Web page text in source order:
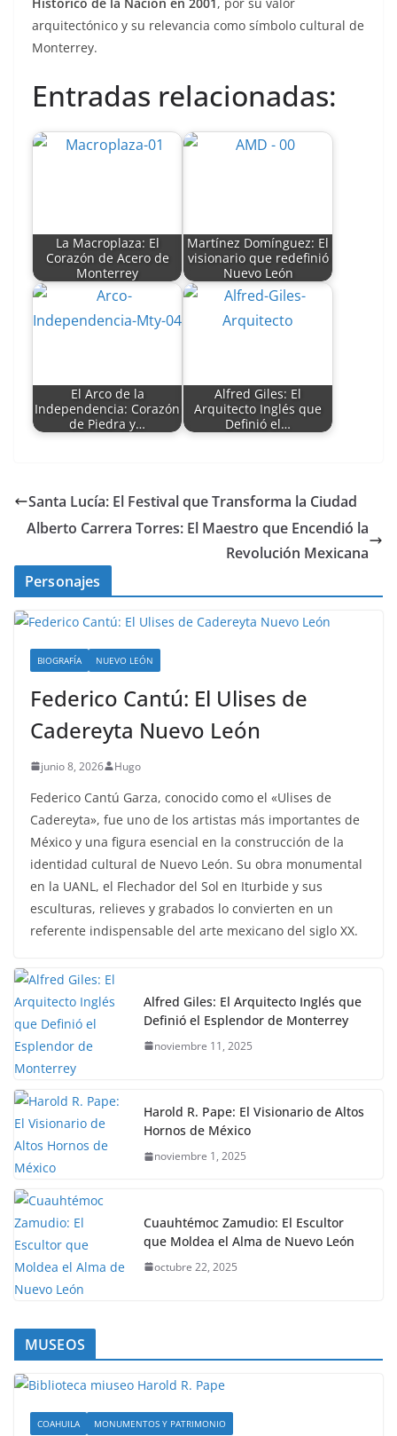
arquitectónico y su relevancia como símbolo cultural de
Monterrey.
Entradas relacionadas:
La Macroplaza: El
Corazón de Acero de
Monterrey
Martínez Domínguez: El
visionario que redefinió
Nuevo León
El Arco de la
Independencia: Corazón
de Piedra y…
Alfred Giles: El
Arquitecto Inglés que
Definió el…
Santa Lucía: El Festival que Transforma la Ciudad
Alberto Carrera Torres: El Maestro que Encendió la
Revolución Mexicana
Personajes
BIOGRAFÍA NUEVO LEÓN
Federico Cantú: El Ulises de
Cadereyta Nuevo León
junio 8, 2026 Hugo
Federico Cantú Garza, conocido como el «Ulises de
Cadereyta», fue uno de los artistas más importantes de
México y una figura esencial en la construcción de la
identidad cultural de Nuevo León. Su obra monumental
en la UANL, el Flechador del Sol en Iturbide y sus
esculturas, relieves y grabados lo convierten en un
referente indispensable del arte mexicano del siglo XX.
Alfred Giles: El Arquitecto Inglés que
Definió el Esplendor de Monterrey
noviembre 11, 2025
Harold R. Pape: El Visionario de Altos
Hornos de México
noviembre 1, 2025
Cuauhtémoc Zamudio: El Escultor
que Moldea el Alma de Nuevo León
octubre 22, 2025
MUSEOS
COAHUILA MONUMENTOS Y PATRIMONIO